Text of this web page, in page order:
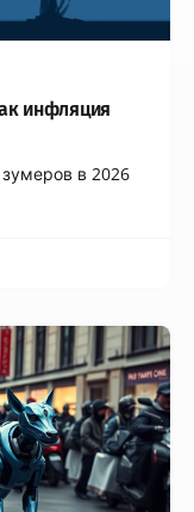
инфляция
в 2026